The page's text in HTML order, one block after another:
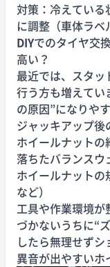
対策：冷えてい
に調整（車体ラベ
DIYでのタイヤ交
高い？
最近では、スタ
行う方も増えてい
の原因”になりや
ジャッキアップ
ホイールナットの
落ちたバランスウ
ホイールナット
など）
工具や作業環境
づかないうちに“
したら無理せずシ
異音が出やすいホ